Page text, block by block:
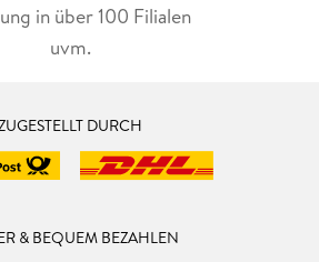
in über 100 Filialen
uvm.
DURCH
& BEQUEM BEZAHLEN